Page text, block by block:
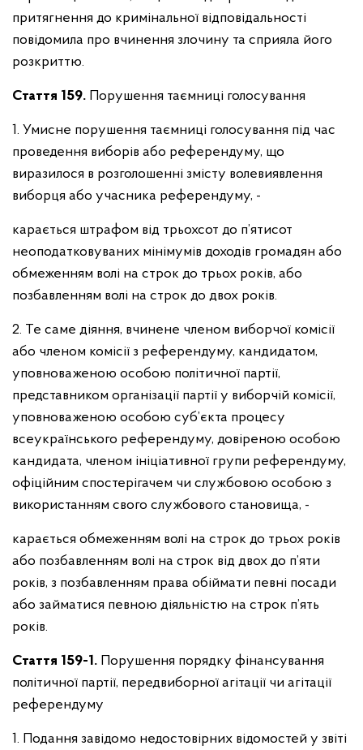
притягнення до кримінальної відповідальності
повідомила про вчинення злочину та сприяла його
розкриттю.
Стаття 159. Порушення таємниці голосування
1. Умисне порушення таємниці голосування під час
проведення виборів або референдуму, що
виразилося в розголошенні змісту волевиявлення
виборця або учасника референдуму, -
карається штрафом від трьохсот до п’ятисот
неоподатковуваних мінімумів доходів громадян або
обмеженням волі на строк до трьох років, або
позбавленням волі на строк до двох років.
2. Те саме діяння, вчинене членом виборчої комісії
або членом комісії з референдуму, кандидатом,
уповноваженою особою політичної партії,
представником організації партії у виборчій комісії,
уповноваженою особою суб’єкта процесу
всеукраїнського референдуму, довіреною особою
кандидата, членом ініціативної групи референдуму,
офіційним спостерігачем чи службовою особою з
використанням свого службового становища, -
карається обмеженням волі на строк до трьох років
або позбавленням волі на строк від двох до п’яти
років, з позбавленням права обіймати певні посади
або займатися певною діяльністю на строк п’ять
років.
Стаття 159-1. Порушення порядку фінансування
політичної партії, передвиборної агітації чи агітації
референдуму
1. Подання завідомо недостовірних відомостей у звіті